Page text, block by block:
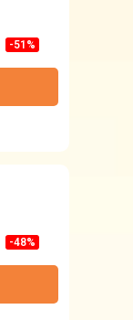
-51%
-48%